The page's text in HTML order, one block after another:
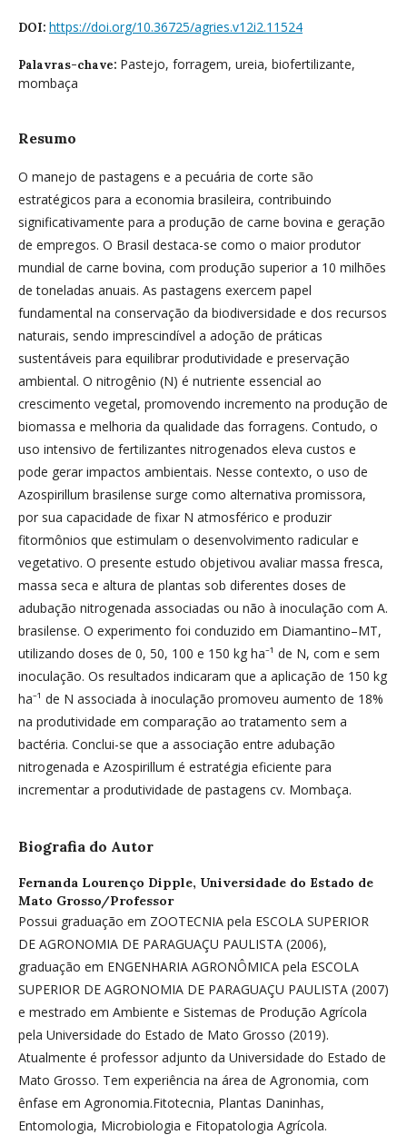
DOI: https://doi.org/10.36725/agries.v12i2.11524
Palavras-chave: Pastejo, forragem, ureia, biofertilizante,
mombaça
Resumo
O manejo de pastagens e a pecuária de corte são
estratégicos para a economia brasileira, contribuindo
significativamente para a produção de carne bovina e geração
de empregos. O Brasil destaca-se como o maior produtor
mundial de carne bovina, com produção superior a 10 milhões
de toneladas anuais. As pastagens exercem papel
fundamental na conservação da biodiversidade e dos recursos
naturais, sendo imprescindível a adoção de práticas
sustentáveis para equilibrar produtividade e preservação
ambiental. O nitrogênio (N) é nutriente essencial ao
crescimento vegetal, promovendo incremento na produção de
biomassa e melhoria da qualidade das forragens. Contudo, o
uso intensivo de fertilizantes nitrogenados eleva custos e
pode gerar impactos ambientais. Nesse contexto, o uso de
Azospirillum brasilense surge como alternativa promissora,
por sua capacidade de fixar N atmosférico e produzir
fitormônios que estimulam o desenvolvimento radicular e
vegetativo. O presente estudo objetivou avaliar massa fresca,
massa seca e altura de plantas sob diferentes doses de
adubação nitrogenada associadas ou não à inoculação com A.
brasilense. O experimento foi conduzido em Diamantino–MT,
utilizando doses de 0, 50, 100 e 150 kg ha⁻¹ de N, com e sem
inoculação. Os resultados indicaram que a aplicação de 150 kg
ha⁻¹ de N associada à inoculação promoveu aumento de 18%
na produtividade em comparação ao tratamento sem a
bactéria. Conclui-se que a associação entre adubação
nitrogenada e Azospirillum é estratégia eficiente para
incrementar a produtividade de pastagens cv. Mombaça.
Biografia do Autor
Fernanda Lourenço Dipple, Universidade do Estado de
Mato Grosso/Professor
Possui graduação em ZOOTECNIA pela ESCOLA SUPERIOR
DE AGRONOMIA DE PARAGUAÇU PAULISTA (2006),
graduação em ENGENHARIA AGRONÔMICA pela ESCOLA
SUPERIOR DE AGRONOMIA DE PARAGUAÇU PAULISTA (2007)
e mestrado em Ambiente e Sistemas de Produção Agrícola
pela Universidade do Estado de Mato Grosso (2019).
Atualmente é professor adjunto da Universidade do Estado de
Mato Grosso. Tem experiência na área de Agronomia, com
ênfase em Agronomia.Fitotecnia, Plantas Daninhas,
Entomologia, Microbiologia e Fitopatologia Agrícola.